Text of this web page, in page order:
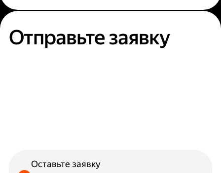
Отправьте заявку
Оставьте заявку